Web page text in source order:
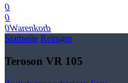
0
0
0Warenkorb
Startseite Reiniger
Teroson VR 105